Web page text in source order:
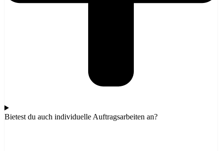
Bietest du auch individuelle Auftragsarbeiten an?